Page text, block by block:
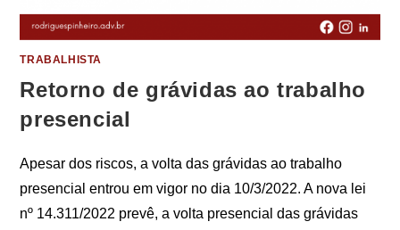
TRABALHISTA
Retorno de grávidas ao trabalho
presencial
Apesar dos riscos, a volta das grávidas ao trabalho
presencial entrou em vigor no dia 10/3/2022. A nova lei
nº 14.311/2022 prevê, a volta presencial das grávidas